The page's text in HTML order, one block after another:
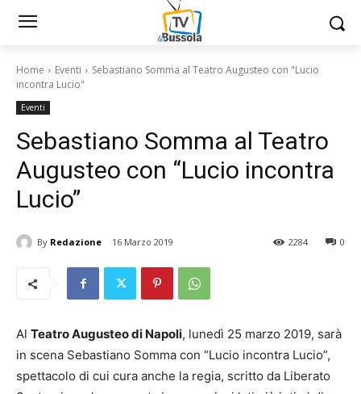
Home Eventi
Sebastiano Somma al Teatro Augusteo con "Lucio
incontra Lucio"
Eventi
Sebastiano Somma al Teatro
Augusteo con “Lucio incontra
Lucio”
By Redazione 16 Marzo 2019 0
2284
Al Teatro Augusteo di Napoli, lunedì 25 marzo 2019, sarà
in scena Sebastiano Somma con “Lucio incontra Lucio”,
spettacolo di cui cura anche la regia, scritto da Liberato